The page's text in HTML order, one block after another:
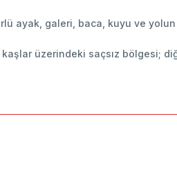
ayak, galeri, baca, kuyu ve
üzerindeki saçsız bölgesi;